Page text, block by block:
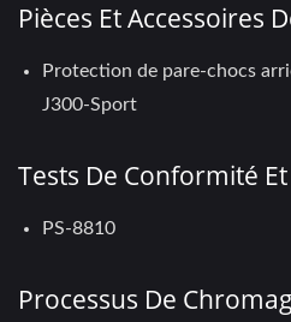
Pièces Et Accessoires
Protection de pare-chocs
J300-Sport
Tests De Conformité
PS-8810
Processus De